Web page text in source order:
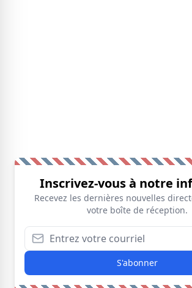
Inscrivez-vous à notre
Recevez les dernières nouvelles
votre boîte de réception.
S'abonner